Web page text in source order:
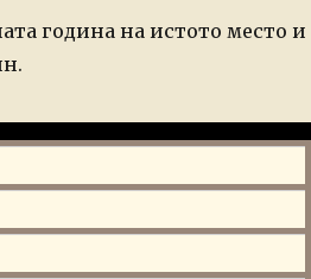
година на истото место и